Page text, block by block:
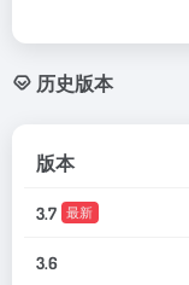
历史版本
版本
3.7 最新
3.6